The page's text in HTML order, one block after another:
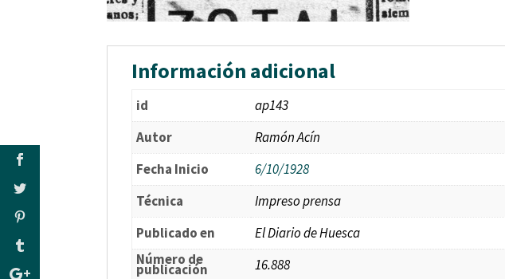
Información adicional
id
ap143
Autor
Ramón Acín
Fecha Inicio
6/10/1928
Técnica
Impreso prensa
Publicado en
El Diario de Huesca
Número de
publicación
16.888